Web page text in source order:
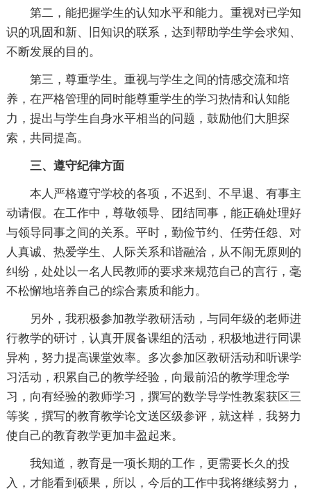
第二，能把握学生的认知水平和能力。重视对已学知
识的巩固和新、旧知识的联系，达到帮助学生学会求知、
不断发展的目的。
第三，尊重学生。重视与学生之间的情感交流和培
养，在严格管理的同时能尊重学生的学习热情和认知能
力，提出与学生自身水平相当的问题，鼓励他们大胆探
索，共同提高。
三、遵守纪律方面
本人严格遵守学校的各项，不迟到、不早退、有事主
动请假。在工作中，尊敬领导、团结同事，能正确处理好
与领导同事之间的关系。平时，勤俭节约、任劳任怨、对
人真诚、热爱学生、人际关系和谐融洽，从不闹无原则的
纠纷，处处以一名人民教师的要求来规范自己的言行，毫
不松懈地培养自己的综合素质和能力。
另外，我积极参加教学教研活动，与同年级的老师进
行教学的研讨，认真开展备课组的活动，积极地进行同课
异构，努力提高课堂效率。多次参加区教研活动和听课学
习活动，积累自己的教学经验，向最前沿的教学理念学
习，向有经验的教师学习，撰写的数学导学性教案获区三
等奖，撰写的教育教学论文送区级参评，就这样，我努力
使自己的教育教学更加丰盈起来。
我知道，教育是一项长期的工作，更需要长久的投
入，才能看到硕果，所以，今后的工作中我将继续努力，